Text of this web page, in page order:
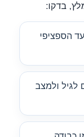
בדקו:
הספציפי
לגיל ולמצב